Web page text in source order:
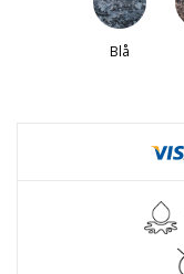
Blå